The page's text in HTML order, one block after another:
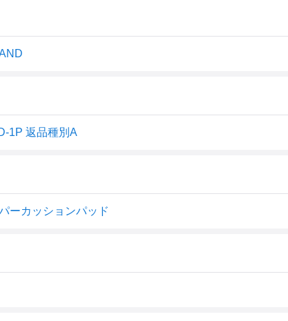
1P 返品種別A
ーカッションパッド